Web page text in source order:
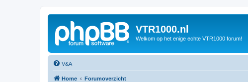
VTR1000.nl
Welkom op het enige echte VTR1000 forum!
V&A
Home Forumoverzicht